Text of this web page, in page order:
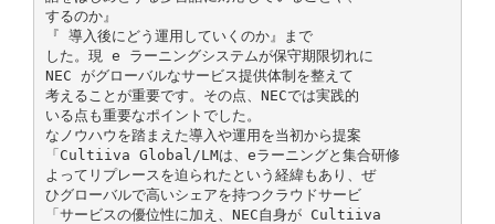
するのか』
『 導入後にどう運用していくのか』まで
した。現 e ラーニングシステムが保守期限切れに
NEC がグローバルなサービス提供体制を整えて
考えることが重要です。その点、NECでは実践的
いる点も重要なポイントでした。
なノウハウを踏まえた導入や運用を当初から提案
「Cultiiva Global/LMは、eラーニングと集合研修
よってリプレースを迫られたという経緯もあり、ぜ
ひグローバルで高いシェアを持つクラウドサービ
「サービスの優位性に加え、NEC自身が Cultiiva